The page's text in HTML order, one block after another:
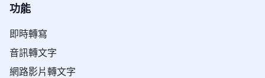
功能
即時轉寫
音訊轉文字
網路影片轉文字